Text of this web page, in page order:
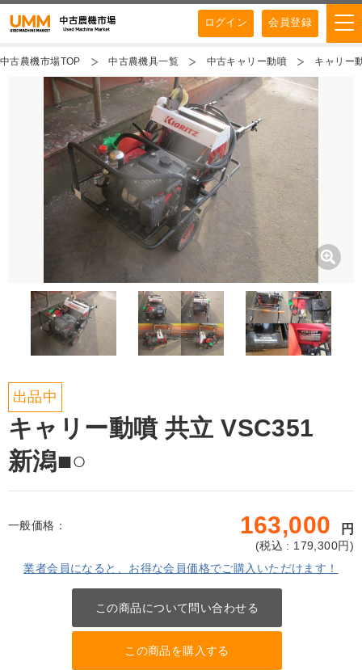
ログイン 会員登録
中古農機市場TOP 中古農機具一覧 中古キャリー動噴 キャリー
出品中
キャリー動噴 共立 VSC351
新潟■○
一般価格： 163,000 円
(税込 : 179,300円)
業者会員になると、お得な会員価格でご購入いただけます！
この商品について問い合わせる
この商品を購入する